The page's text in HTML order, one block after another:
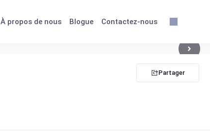
À propos de nous Blogue Contactez-nous
Partager